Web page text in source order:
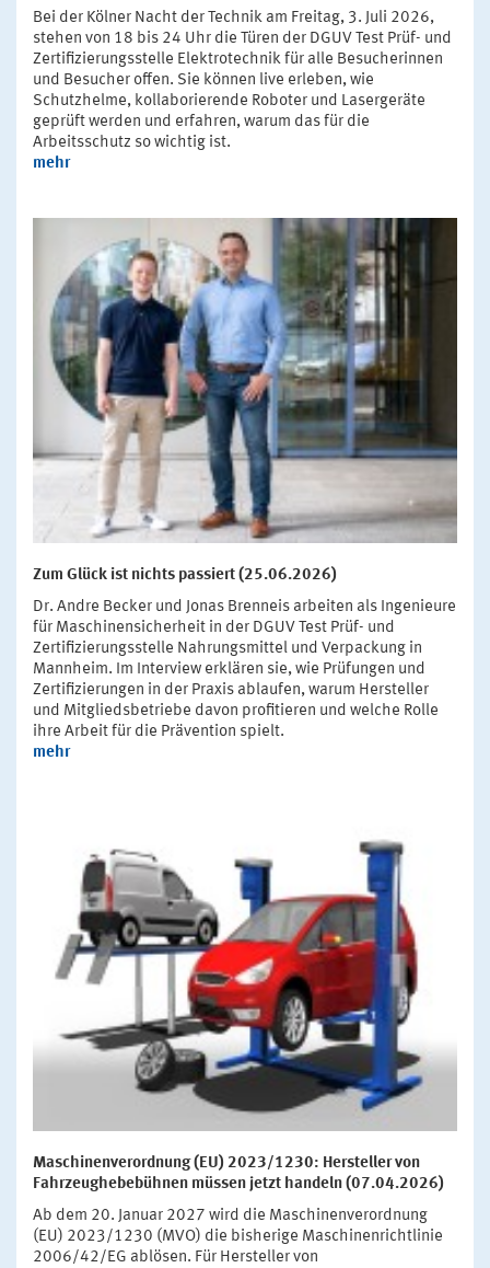
Bei der Kölner Nacht der Technik am Freitag, 3. Juli 2026,
stehen von 18 bis 24 Uhr die Türen der DGUV Test Prüf- und
Zertifizierungsstelle Elektrotechnik für alle Besucherinnen
und Besucher offen. Sie können live erleben, wie
Schutzhelme, kollaborierende Roboter und Lasergeräte
geprüft werden und erfahren, warum das für die
Arbeitsschutz so wichtig ist.
mehr
Zum Glück ist nichts passiert (25.06.2026)
Dr. Andre Becker und Jonas Brenneis arbeiten als Ingenieure
für Maschinensicherheit in der DGUV Test Prüf- und
Zertifizierungsstelle Nahrungsmittel und Verpackung in
Mannheim. Im Interview erklären sie, wie Prüfungen und
Zertifizierungen in der Praxis ablaufen, warum Hersteller
und Mitgliedsbetriebe davon profitieren und welche Rolle
ihre Arbeit für die Prävention spielt.
mehr
Maschinenverordnung (EU) 2023/1230: Hersteller von
Fahrzeughebebühnen müssen jetzt handeln (07.04.2026)
Ab dem 20. Januar 2027 wird die Maschinenverordnung
(EU) 2023/1230 (MVO) die bisherige Maschinenrichtlinie
2006/42/EG ablösen. Für Hersteller von